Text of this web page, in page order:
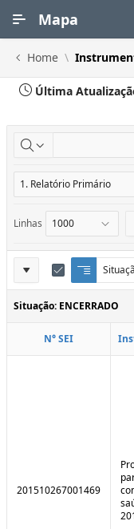
Mapa
Home
Última
Linhas
Definições
do
Relatório
Q
u
e
b
E
d
i
t
Situação: ENCERRADO
N° SEI
201510267001469